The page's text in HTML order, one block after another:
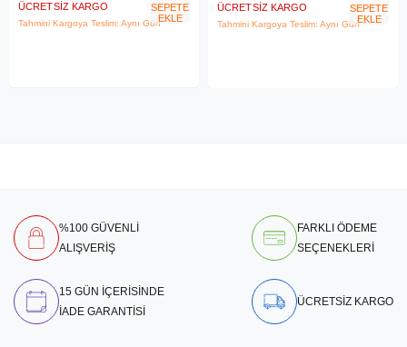
ÜCRETSIZ KARGO
Tahmini Kargoya Teslim: Aynı Gün
SEPETE
EKLE
ÜCRETSIZ KARGO
Tahmini Kargoya Teslim: Aynı Gün
SEPETE
EKLE
%100 GÜVENLİ
ALIŞVERİŞ
FARKLI ÖDEME
SEÇENEKLERİ
15 GÜN İÇERİSİNDE
İADE GARANTİSİ
ÜCRETSİZ KARGO